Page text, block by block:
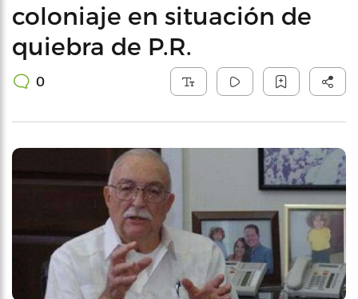
coloniaje en situación de
quiebra de P.R.
0